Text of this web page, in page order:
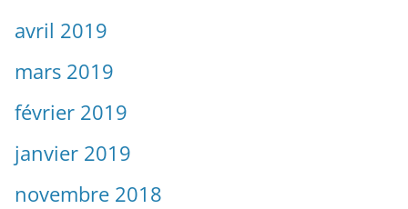
avril 2019
mars 2019
février 2019
janvier 2019
novembre 2018